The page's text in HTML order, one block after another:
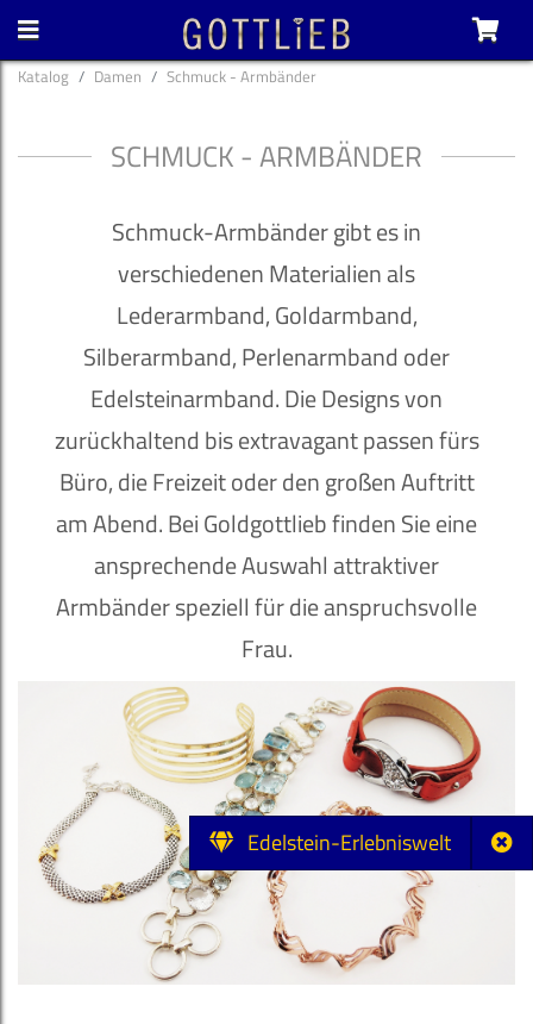
Edelstein-Erlebniswelt
Katalog Damen Schmuck - Armbänder
SCHMUCK - ARMBÄNDER
Schmuck-Armbänder gibt es in
verschiedenen Materialien als
Lederarmband, Goldarmband,
Silberarmband, Perlenarmband oder
Edelsteinarmband. Die Designs von
zurückhaltend bis extravagant passen fürs
Büro, die Freizeit oder den großen Auftritt
am Abend. Bei Goldgottlieb finden Sie eine
ansprechende Auswahl attraktiver
Armbänder speziell für die anspruchsvolle
Frau.